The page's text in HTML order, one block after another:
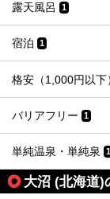
露天風呂 1
宿泊 1
格安（1,000円以下
バリアフリー 1
単純温泉・単純泉 1
大沼 (北海道)